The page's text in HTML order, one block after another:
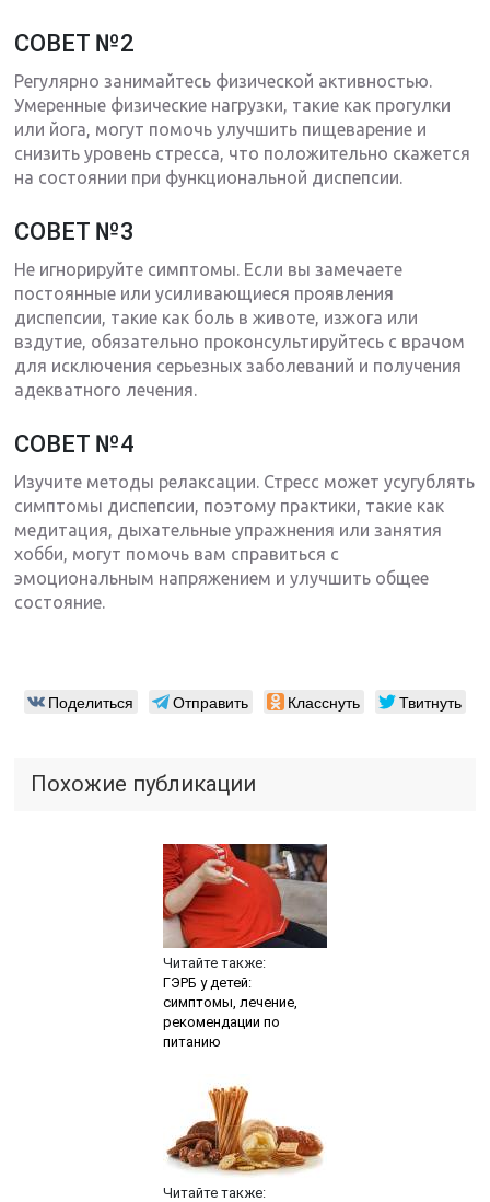
СОВЕТ №2
Регулярно занимайтесь физической активностью.
Умеренные физические нагрузки, такие как прогулки
или йога, могут помочь улучшить пищеварение и
снизить уровень стресса, что положительно скажется
на состоянии при функциональной диспепсии.
СОВЕТ №3
Не игнорируйте симптомы. Если вы замечаете
постоянные или усиливающиеся проявления
диспепсии, такие как боль в животе, изжога или
вздутие, обязательно проконсультируйтесь с врачом
для исключения серьезных заболеваний и получения
адекватного лечения.
СОВЕТ №4
Изучите методы релаксации. Стресс может усугублять
симптомы диспепсии, поэтому практики, такие как
медитация, дыхательные упражнения или занятия
хобби, могут помочь вам справиться с
эмоциональным напряжением и улучшить общее
состояние.
Поделиться Отправить Класснуть Твитнуть
Похожие публикации
Читайте также:
ГЭРБ у детей:
симптомы, лечение,
рекомендации по
питанию
Читайте также: